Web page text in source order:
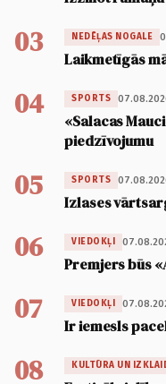
03 NEDĒĻAS NOGALE
Laikmetīgās
04 SPORTS
«Salacas
piedzīvojumu
05 SPORTS
Izlases
06 VIEDOKĻI
Premjers būs
07 VIEDOKĻI
Ir iemesls
08 KULTŪRA UN